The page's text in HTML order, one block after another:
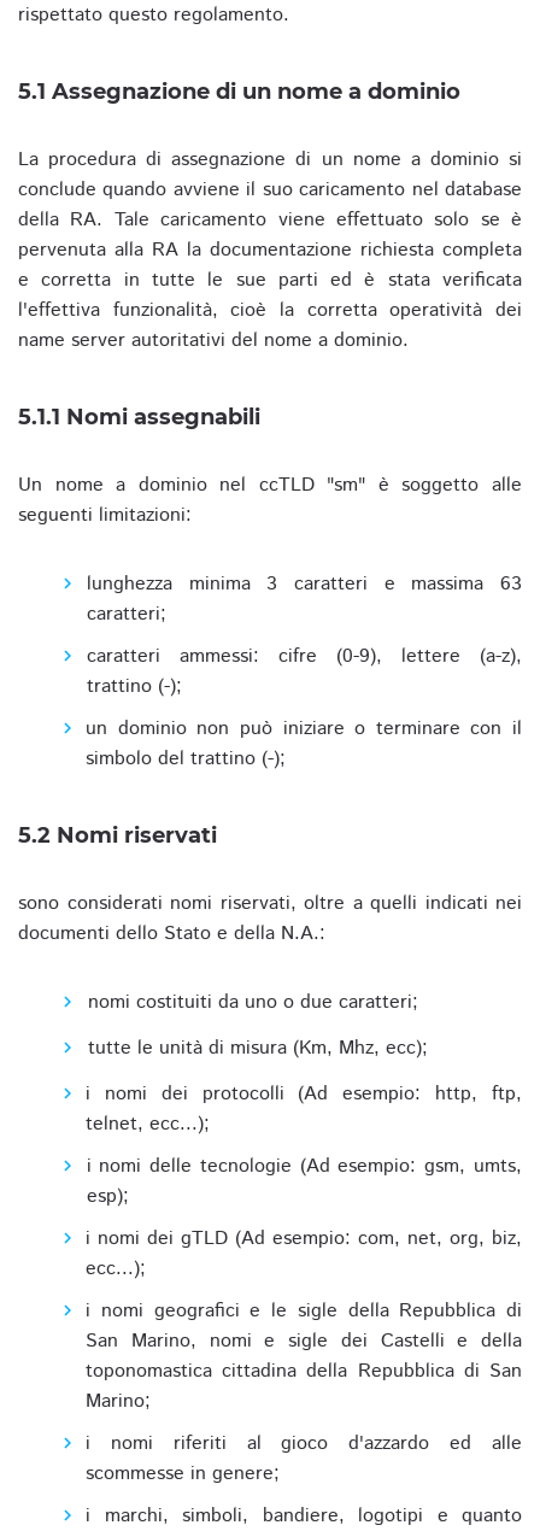
rispettato questo regolamento.
5.1 Assegnazione di un nome a dominio
La procedura di assegnazione di un nome a dominio si
conclude quando avviene il suo caricamento nel database
della RA. Tale caricamento viene effettuato solo se è
pervenuta alla RA la documentazione richiesta completa
e corretta in tutte le sue parti ed è stata verificata
l'effettiva funzionalità, cioè la corretta operatività dei
name server autoritativi del nome a dominio.
5.1.1 Nomi assegnabili
Un nome a dominio nel ccTLD "sm" è soggetto alle
seguenti limitazioni:
lunghezza minima 3 caratteri e massima 63
caratteri;
caratteri ammessi: cifre (0-9), lettere (a-z),
trattino (-);
un dominio non può iniziare o terminare con il
simbolo del trattino (-);
5.2 Nomi riservati
sono considerati nomi riservati, oltre a quelli indicati nei
documenti dello Stato e della N.A.:
nomi costituiti da uno o due caratteri;
tutte le unità di misura (Km, Mhz, ecc);
i nomi dei protocolli (Ad esempio: http, ftp,
telnet, ecc...);
i nomi delle tecnologie (Ad esempio: gsm, umts,
esp);
i nomi dei gTLD (Ad esempio: com, net, org, biz,
ecc...);
i nomi geografici e le sigle della Repubblica di
San Marino, nomi e sigle dei Castelli e della
toponomastica cittadina della Repubblica di San
Marino;
i nomi riferiti al gioco d'azzardo ed alle
scommesse in genere;
i marchi, simboli, bandiere, logotipi e quanto